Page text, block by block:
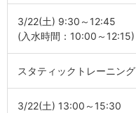
3/22(土) 9:30～12:45
(入水時間：10:00～12:15)
スタティックトレーニング
3/22(土) 13:00～15:30